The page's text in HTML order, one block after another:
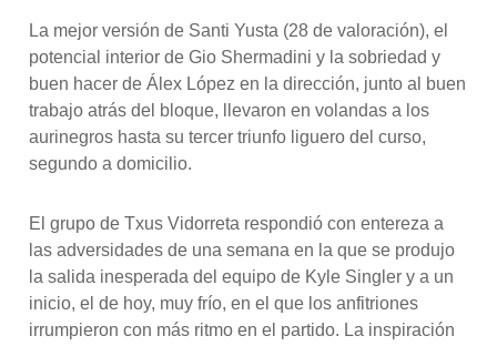
La mejor versión de Santi Yusta (28 de valoración), el
potencial interior de Gio Shermadini y la sobriedad y
buen hacer de Álex López en la dirección, junto al buen
trabajo atrás del bloque, llevaron en volandas a los
aurinegros hasta su tercer triunfo liguero del curso,
segundo a domicilio.
El grupo de Txus Vidorreta respondió con entereza a
las adversidades de una semana en la que se produjo
la salida inesperada del equipo de Kyle Singler y a un
inicio, el de hoy, muy frío, en el que los anfitriones
irrumpieron con más ritmo en el partido. La inspiración